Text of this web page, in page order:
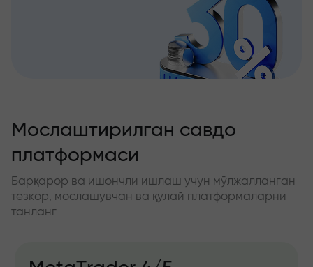
Мослаштирилган савдо
платформаси
Барқарор ва ишончли ишлаш учун мўлжалланган
тезкор, мослашувчан ва қулай платформаларни
танланг